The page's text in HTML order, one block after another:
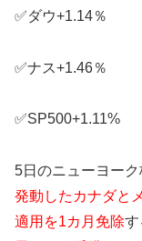
✅ダウ+1.14％
✅ナス+1.46％
✅SP500+1.11%
5日のニューヨーク
発動したカナダと
適用を1カ月免除す